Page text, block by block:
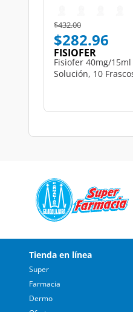
Price reduced from
$432.00to
$282.96
FISIOFER
Fisiofer 40mg/15ml
Solución, 10
Tienda en línea
Super
Farmacia
Dermo